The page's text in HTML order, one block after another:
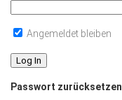
Angemeldet bleiben
Passwort zurücksetzen